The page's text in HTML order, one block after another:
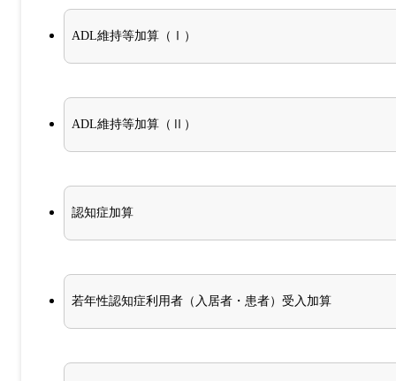
ADL維持等加算（Ⅰ）
ADL維持等加算（Ⅱ）
認知症加算
若年性認知症利用者（入居者・患者）受入加算